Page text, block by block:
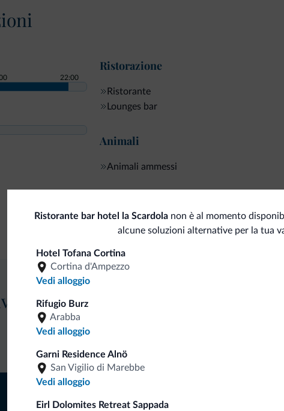
22:00
Ristorazione
Ristorante
Lounges bar
Animali
Animali ammessi
Servizio in camera
Ristorante bar hotel la Scardola non è al momento
alcune soluzioni alternative per la tua
Hotel Tofana Cortina
Cortina d'Ampezzo
Vedi alloggio
Rifugio Burz
Arabba
Vedi alloggio
Garni Residence Alnö
San Vigilio di Marebbe
Vedi alloggio
Eirl Dolomites Retreat Sappada
Dolomiti.it